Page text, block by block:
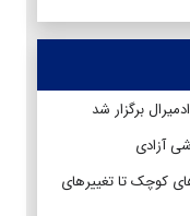
برگزار شد
آزادی
کوچک تا تغییرهای